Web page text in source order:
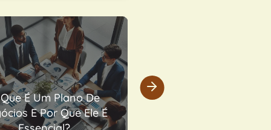
Impulsionar
De Marmitas E